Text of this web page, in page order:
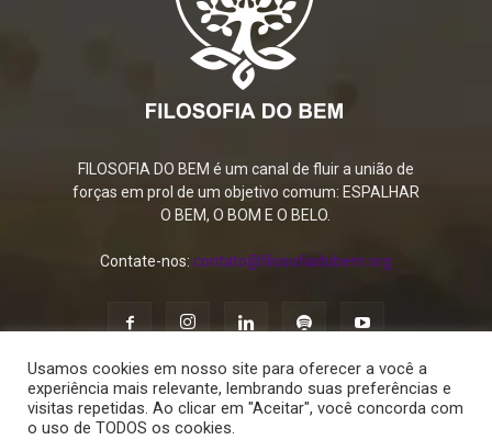
FILOSOFIA DO BEM é um canal de fluir a união de
forças em prol de um objetivo comum: ESPALHAR
O BEM, O BOM E O BELO.
Contate-nos: contato@filosofiadobem.org
Política de Privacidade
Usamos cookies em nosso site para oferecer a você a
experiência mais relevante, lembrando suas preferências e
visitas repetidas. Ao clicar em "Aceitar", você concorda com
o uso de TODOS os cookies.